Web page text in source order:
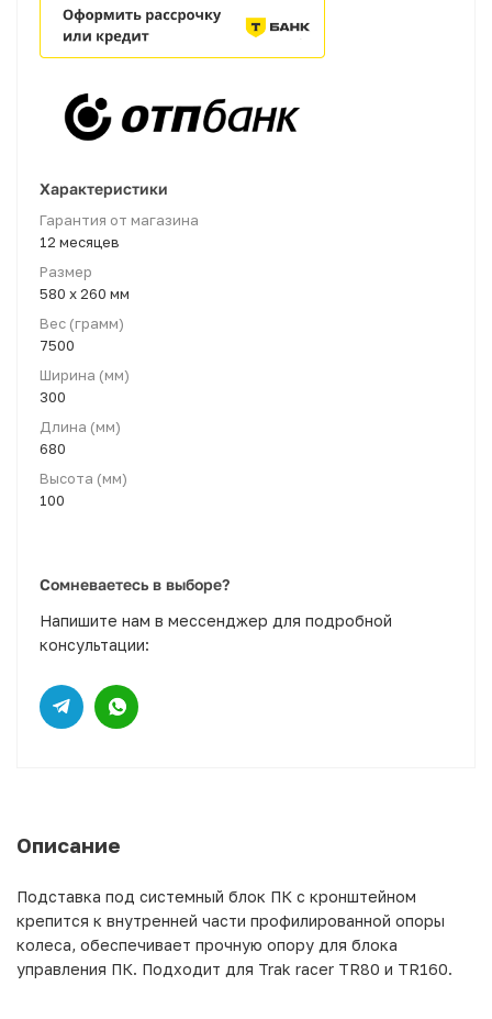
Характеристики
Гарантия от магазина
12 месяцев
Размер
580 x 260 мм
Вес (грамм)
7500
Ширина (мм)
300
Длина (мм)
680
Высота (мм)
100
Сомневаетесь в выборе?
Напишите нам в мессенджер для подробной
консультации:
Описание
Подставка под системный блок ПК с кронштейном
крепится к внутренней части профилированной опоры
колеса, обеспечивает прочную опору для блока
управления ПК. Подходит для Trak racer TR80 и TR160.